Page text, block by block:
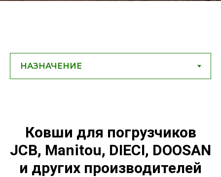
Ковши для погрузчиков
JCB, Manitou, DIECI, DOOSAN
и других производителей